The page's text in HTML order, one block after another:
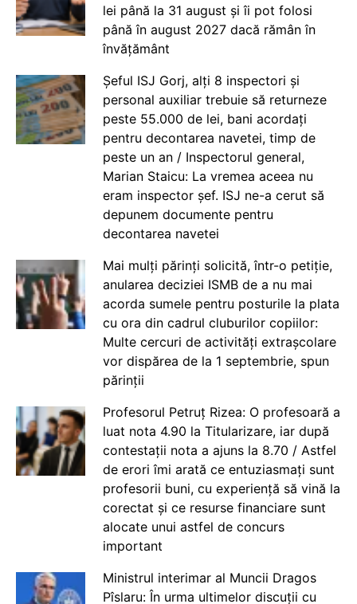
lei până la 31 august și îi pot folosi
până în august 2027 dacă rămân în
învățământ
Șeful ISJ Gorj, alți 8 inspectori și
personal auxiliar trebuie să returneze
peste 55.000 de lei, bani acordați
pentru decontarea navetei, timp de
peste un an / Inspectorul general,
Marian Staicu: La vremea aceea nu
eram inspector șef. ISJ ne-a cerut să
depunem documente pentru
decontarea navetei
Mai mulți părinți solicită, într-o petiție,
anularea deciziei ISMB de a nu mai
acorda sumele pentru posturile la plata
cu ora din cadrul cluburilor copiilor:
Multe cercuri de activități extrașcolare
vor dispărea de la 1 septembrie, spun
părinții
Profesorul Petruț Rizea: O profesoară a
luat nota 4.90 la Titularizare, iar după
contestații nota a ajuns la 8.70 / Astfel
de erori îmi arată ce entuziasmați sunt
profesorii buni, cu experiență să vină la
corectat și ce resurse financiare sunt
alocate unui astfel de concurs
important
Ministrul interimar al Muncii Dragos
Pîslaru: În urma ultimelor discuții cu